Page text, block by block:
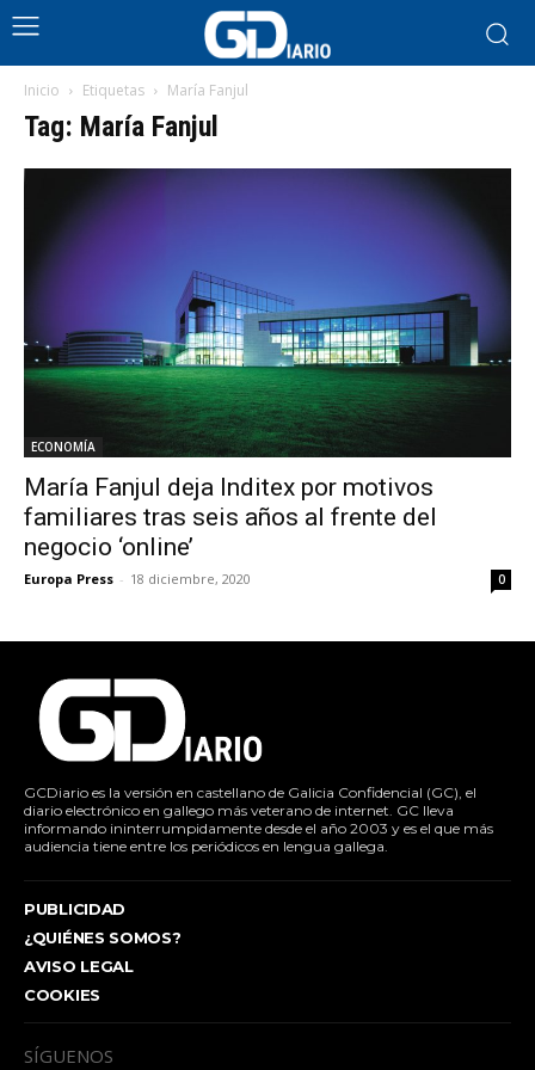
Inicio Etiquetas María Fanjul
Tag: María Fanjul
ECONOMÍA
María Fanjul deja Inditex por motivos
familiares tras seis años al frente del
negocio ‘online’
Europa Press - 18 diciembre, 2020 0
GCDiario es la versión en castellano de Galicia Confidencial (GC), el
diario electrónico en gallego más veterano de internet. GC lleva
informando ininterrumpidamente desde el año 2003 y es el que más
audiencia tiene entre los periódicos en lengua gallega.
PUBLICIDAD
¿QUIÉNES SOMOS?
AVISO LEGAL
COOKIES
SÍGUENOS